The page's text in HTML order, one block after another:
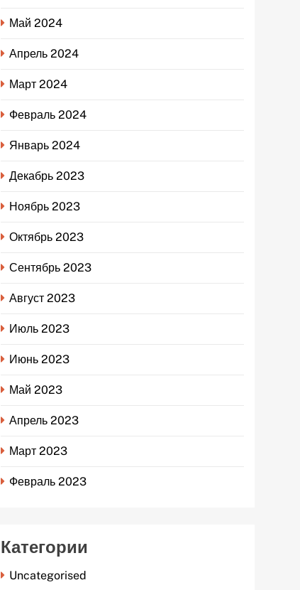
Май 2024
Апрель 2024
Март 2024
Февраль 2024
Январь 2024
Декабрь 2023
Ноябрь 2023
Октябрь 2023
Сентябрь 2023
Август 2023
Июль 2023
Июнь 2023
Май 2023
Апрель 2023
Март 2023
Февраль 2023
Категории
Uncategorised